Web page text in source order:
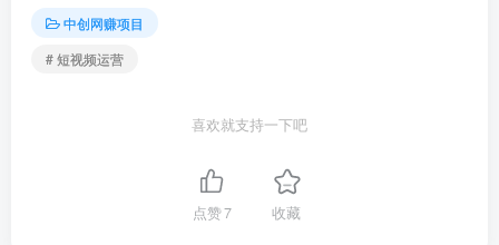
中创网赚项目
# 短视频运营
喜欢就支持一下吧
点赞7 收藏